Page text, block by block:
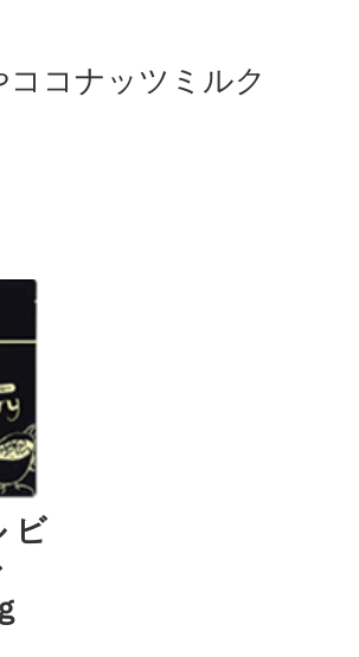
コナッツミルク
ビ